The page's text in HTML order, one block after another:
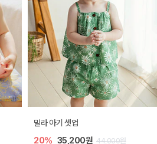
베티 니트 아기 민소매 티셔츠
10% 24,300원 27,000원